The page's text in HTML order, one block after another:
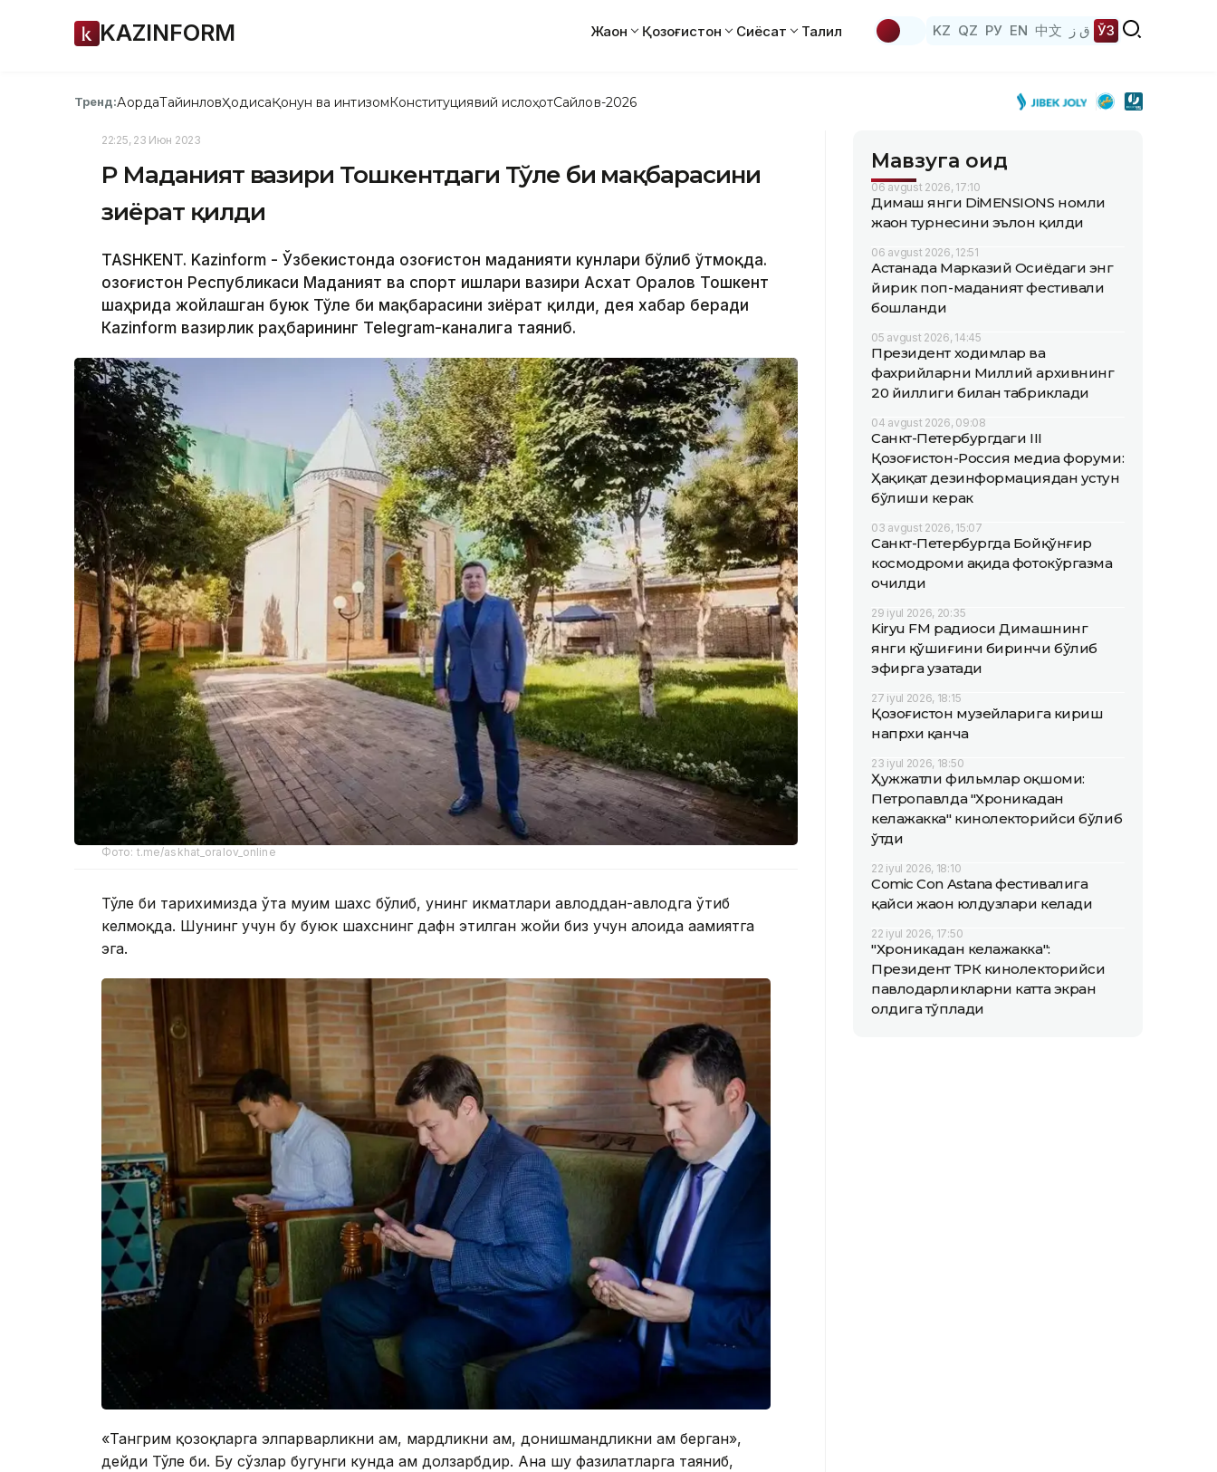
KAZINFORM Жаҳон Қозоғистон Сиёсат Таҳлил KZ QZ РУ EN 中文 ق ز ЎЗ
Тренд:АқордаТайинловҲодисаҚонун ва интизомКонституциявий ислоҳотСайлов-2026
22:25, 23 Июн 2023
ҚР Маданият вазири Тошкентдаги Тўле би мақбарасини
зиёрат қилди
TASHKENT. Kazinform - Ўзбекистонда Қозоғистон маданияти кунлари бўлиб ўтмоқда.
Қозоғистон Республикаси Маданият ва спорт ишлари вазири Асхат Оралов Тошкент
шаҳрида жойлашган буюк Тўле би мақбарасини зиёрат қилди, дея хабар беради
Кazinform вазирлик раҳбарининг Теlegram-каналига таяниб.
Фото: t.me/askhat_oralov_online
Тўле би тарихимизда ўта муҳим шахс бўлиб, унинг ҳикматлари авлоддан-авлодга ўтиб
келмоқда. Шунинг учун бу буюк шахснинг дафн этилган жойи биз учун алоҳида аҳамиятга
эга.
«Тангрим қозоқларга элпарварликни ҳам, мардликни ҳам, донишмандликни ҳам берган»,
дейди Тўле би. Бу сўзлар бугунги кунда ҳам долзарбдир. Ана шу фазилатларга таяниб,
Мавзуга оид
06 avgust 2026, 17:10
Димаш янги DiMENSIONS номли
жаҳон турнесини эълон қилди
06 avgust 2026, 12:51
Астанада Марказий Осиёдаги энг
йирик поп-маданият фестивали
бошланди
05 avgust 2026, 14:45
Президент ходимлар ва
фахрийларни Миллий архивнинг
20 йиллиги билан табриклади
04 avgust 2026, 09:08
Санкт-Петербургдаги III
Қозоғистон-Россия медиа форуми:
Ҳақиқат дезинформациядан устун
бўлиши керак
03 avgust 2026, 15:07
Санкт-Петербургда Бойқўнғир
космодроми ҳақида фотокўргазма
очилди
29 iyul 2026, 20:35
Kiryu FM радиоси Димашнинг
янги қўшиғини биринчи бўлиб
эфирга узатади
27 iyul 2026, 18:15
Қозоғистон музейларига кириш
напрхи қанча
23 iyul 2026, 18:50
Ҳужжатли фильмлар оқшоми:
Петропавлда "Хроникадан
келажакка" кинолекторийси бўлиб
ўтди
22 iyul 2026, 18:10
Comic Con Astana фестивалига
қайси жаҳон юлдузлари келади
22 iyul 2026, 17:50
"Хроникадан келажакка":
Президент ТРК кинолекторийси
павлодарликларни катта экран
олдига тўплади